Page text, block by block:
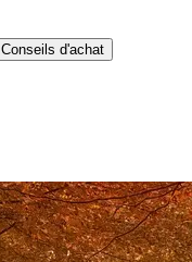
Conseils d'achat